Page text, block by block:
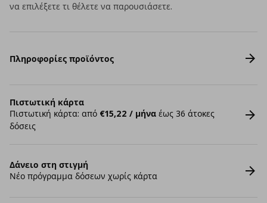
να επιλέξετε τι θέλετε να παρουσιάσετε.
Πληροφορίες προϊόντος
Πιστωτική κάρτα
Πιστωτική κάρτα: από €15,22 / μήνα έως 36 άτοκες
δόσεις
Δάνειο στη στιγμή
Νέο πρόγραμμα δόσεων χωρίς κάρτα